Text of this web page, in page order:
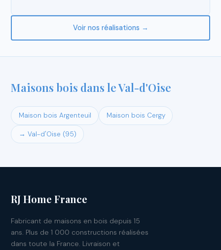
Voir nos réalisations →
Maisons bois dans le Val-d'Oise
Maison bois Argenteuil Maison bois Cergy
→ Val-d'Oise (95)
RJ Home France
Fabricant de maisons en bois depuis 15
ans. Plus de 1 000 constructions réalisées
dans toute la France. Livraison et